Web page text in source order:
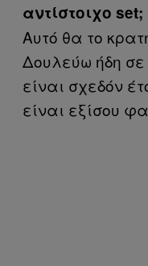
αντίστοιχο set;
Αυτό θα το
Δουλεύω ήδη σε
είναι σχεδόν
είναι εξίσου